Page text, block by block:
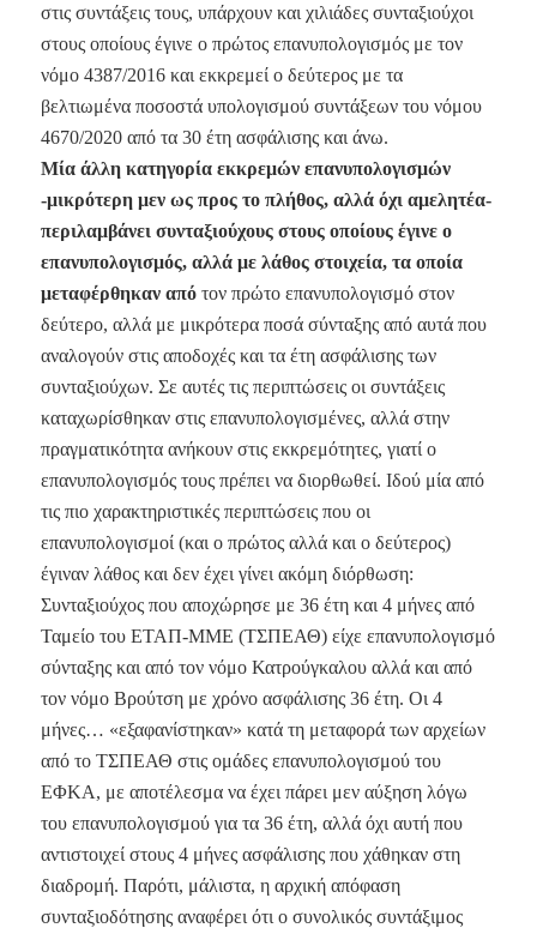
στις συντάξεις τους, υπάρχουν και χιλιάδες συνταξιούχοι
στους οποίους έγινε ο πρώτος επανυπολογισμός με τον
νόμο 4387/2016 και εκκρεμεί ο δεύτερος με τα
βελτιωμένα ποσοστά υπολογισμού συντάξεων του νόμου
4670/2020 από τα 30 έτη ασφάλισης και άνω.
Μία άλλη κατηγορία εκκρεμών επανυπολογισμών
-μικρότερη μεν ως προς το πλήθος, αλλά όχι αμελητέα-
περιλαμβάνει συνταξιούχους στους οποίους έγινε ο
επανυπολογισμός, αλλά με λάθος στοιχεία, τα οποία
μεταφέρθηκαν απότον πρώτο επανυπολογισμό στον
δεύτερο, αλλά με μικρότερα ποσά σύνταξης από αυτά που
αναλογούν στις αποδοχές και τα έτη ασφάλισης των
συνταξιούχων. Σε αυτές τις περιπτώσεις οι συντάξεις
καταχωρίσθηκαν στις επανυπολογισμένες, αλλά στην
πραγματικότητα ανήκουν στις εκκρεμότητες, γιατί ο
επανυπολογισμός τους πρέπει να διορθωθεί. Ιδού μία από
τις πιο χαρακτηριστικές περιπτώσεις που οι
επανυπολογισμοί (και ο πρώτος αλλά και ο δεύτερος)
έγιναν λάθος και δεν έχει γίνει ακόμη διόρθωση:
Συνταξιούχος που αποχώρησε με 36 έτη και 4 μήνες από
Ταμείο του ΕΤΑΠ-ΜΜΕ (ΤΣΠΕΑΘ) είχε επανυπολογισμό
σύνταξης και από τον νόμο Κατρούγκαλου αλλά και από
τον νόμο Βρούτση με χρόνο ασφάλισης 36 έτη. Οι 4
μήνες… «εξαφανίστηκαν» κατά τη μεταφορά των αρχείων
από το ΤΣΠΕΑΘ στις ομάδες επανυπολογισμού του
ΕΦΚΑ, με αποτέλεσμα να έχει πάρει μεν αύξηση λόγω
του επανυπολογισμού για τα 36 έτη, αλλά όχι αυτή που
αντιστοιχεί στους 4 μήνες ασφάλισης που χάθηκαν στη
διαδρομή. Παρότι, μάλιστα, η αρχική απόφαση
συνταξιοδότησης αναφέρει ότι ο συνολικός συντάξιμος